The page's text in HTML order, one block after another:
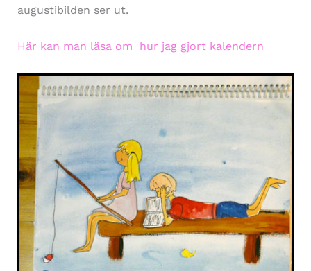
augustibilden ser ut.
Här kan man läsa om hur jag gjort kalendern